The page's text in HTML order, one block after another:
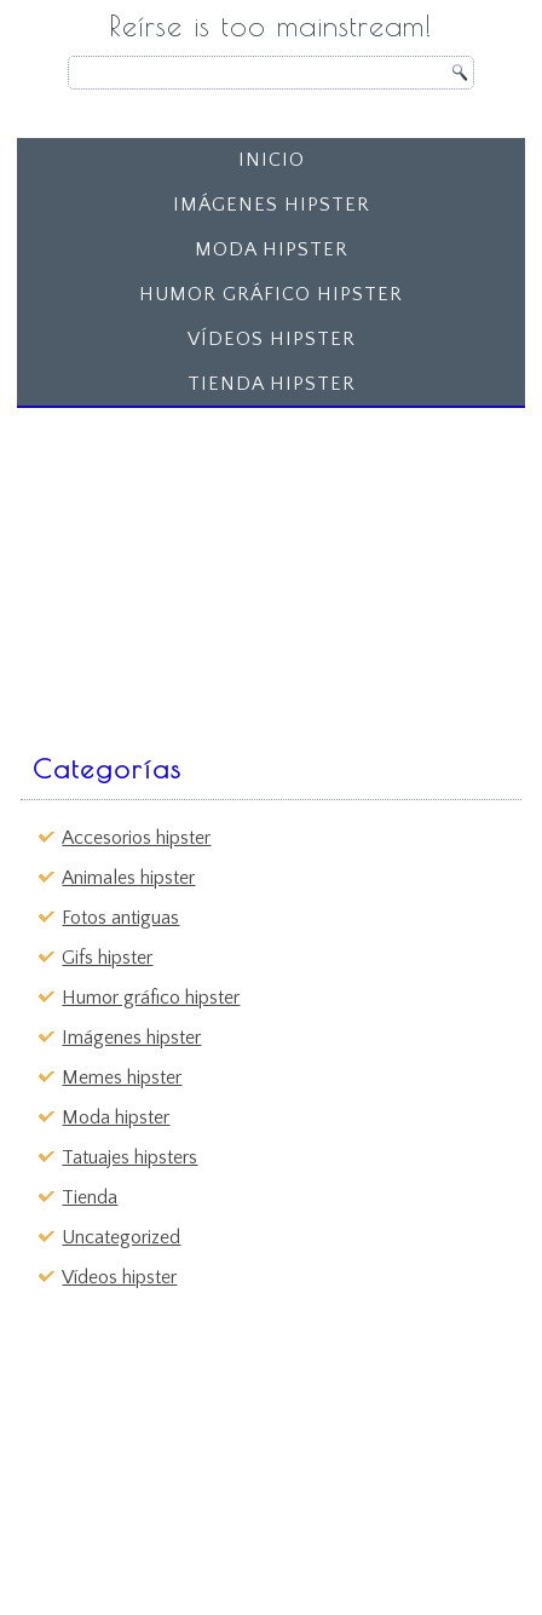
Reírse is too mainstream!
INICIO
IMÁGENES HIPSTER
MODA HIPSTER
HUMOR GRÁFICO HIPSTER
VÍDEOS HIPSTER
TIENDA HIPSTER
Categorías
Accesorios hipster
Animales hipster
Fotos antiguas
Gifs hipster
Humor gráfico hipster
Imágenes hipster
Memes hipster
Moda hipster
Tatuajes hipsters
Tienda
Uncategorized
Vídeos hipster